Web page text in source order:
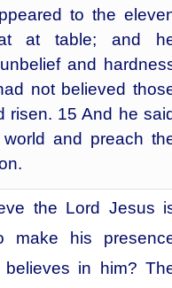
to the
at table; and
and
not believed
risen. 15 And he
and preach
the Lord Jesus
make his
in him?